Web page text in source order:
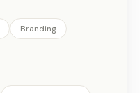
Branding